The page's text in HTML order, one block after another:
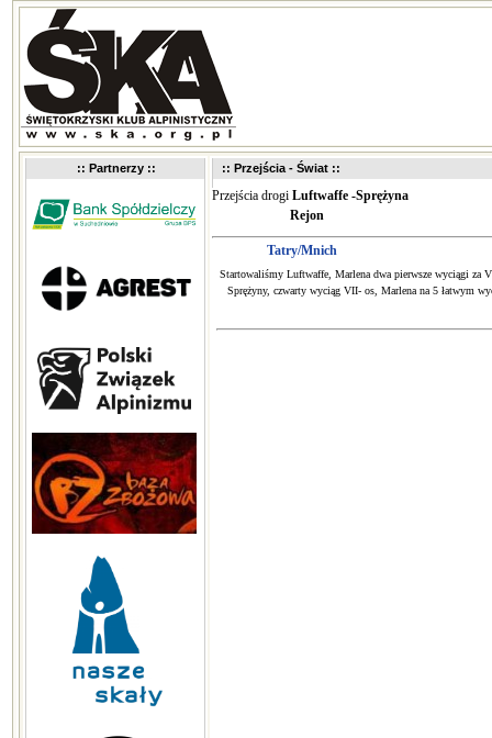
:: Partnerzy :: :: Przejścia - Świat ::
Przejścia drogi Luftwaffe -Sprężyna
Rejon
Tatry/Mnich
Startowaliśmy Luftwaffe, Marlena dwa pierwsze wyciągi za
Sprężyny, czwarty wyciąg VII- os, Marlena na 5 łatwym